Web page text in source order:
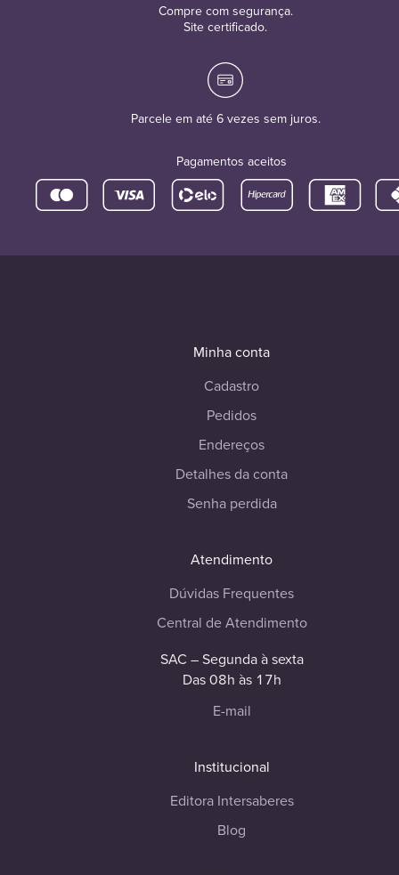
Compre com segurança.
Site certificado.
Parcele em até 6 vezes sem juros.
Pagamentos aceitos
Minha conta
Cadastro
Pedidos
Endereços
Detalhes da conta
Senha perdida
Atendimento
Dúvidas Frequentes
Central de Atendimento
SAC – Segunda à sexta
Das 08h às 17h
E-mail
Institucional
Editora Intersaberes
Blog